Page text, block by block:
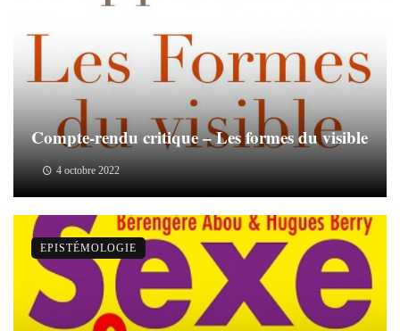
Compte-rendu critique – Les formes du visible
4 octobre 2022
EPISTÉMOLOGIE